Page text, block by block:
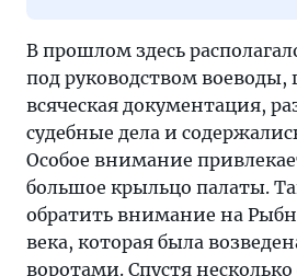
В прошлом здесь
под руководством воеводы,
всяческая документация,
судебные дела и
Особое внимание
большое крыльцо палаты.
обратить внимание на
века, которая была
воротами. Спустя